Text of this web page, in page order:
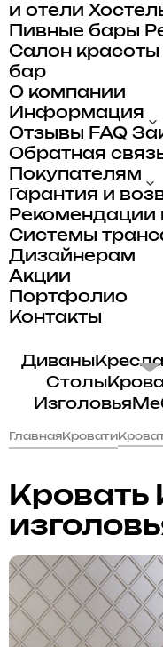
и отели
Пивные бары
Салон красоты
бар
О компании
Информация
Отзывы FAQ
Обратная
Покупателям
Гарантия и
Рекомендации
Системы
Дизайнерам
Акции
Портфолио
Контакты
ДиваныКресла
Столы
Изголовья
ГлавнаяКровати
Кровать